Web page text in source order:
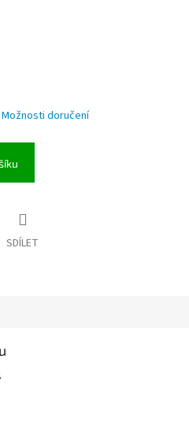
Možnosti doručení
SDÍLET